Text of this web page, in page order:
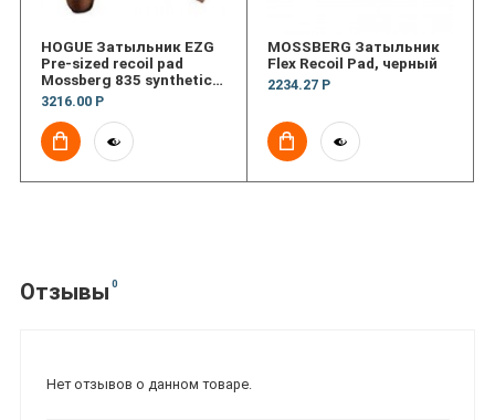
HOGUE Затыльник EZG
Pre-sized recoil pad
Mossberg 835 synthetic
Stk, синтетический
3216.00 Р
MOSSBERG Затыльник
Flex Recoil Pad, черный
2234.27 Р
Отзывы 0
Нет отзывов о данном товаре.